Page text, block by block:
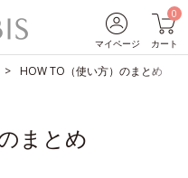
マイページ
0
カート
HOW TO（使い方）のまとめ
まとめ